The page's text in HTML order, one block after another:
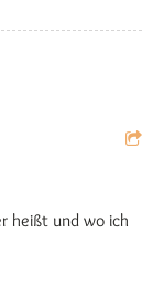
heißt und wo ich